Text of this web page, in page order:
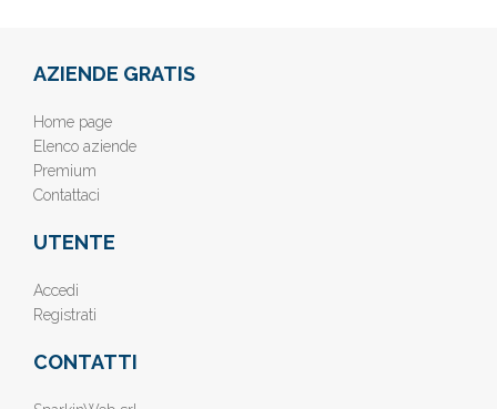
AZIENDE GRATIS
Home page
Elenco aziende
Premium
Contattaci
UTENTE
Accedi
Registrati
CONTATTI